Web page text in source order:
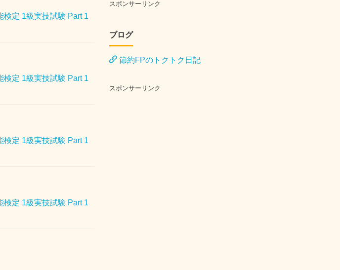
検定 1級実技試験 Part 1
検定 1級実技試験 Part 1
検定 1級実技試験 Part 1
検定 1級実技試験 Part 1
スポンサーリンク
ブログ
節約FPのトクトク日記
スポンサーリンク